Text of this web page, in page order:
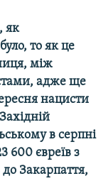
як
то як це
між
адже ще
нацисти
в серпні
600 євреїв з
до Закарпаття,